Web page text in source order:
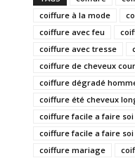
coiffure à la mode
coiffure avec feu
coiffure avec tresse
coiffure de cheveux
coiffure dégradé
coiffure été cheveux
coiffure facile a faire
coiffure facile a faire
coiffure mariage